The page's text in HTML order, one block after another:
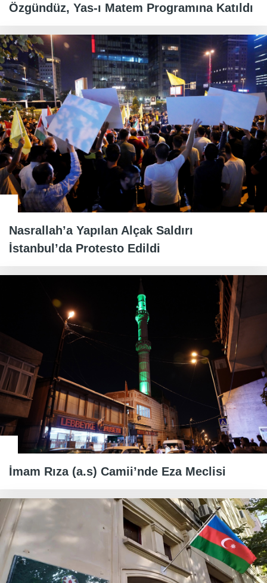
Özgündüz, Yas-ı Matem Programına Katıldı
Nasrallah’a Yapılan Alçak Saldırı
İstanbul’da Protesto Edildi
İmam Rıza (a.s) Camii’nde Eza Meclisi